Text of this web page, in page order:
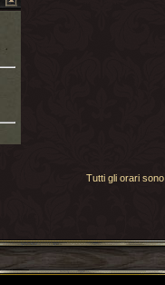
Tutti gli orari
Torna indietro